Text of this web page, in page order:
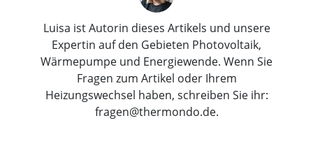
Luisa ist Autorin dieses Artikels und unsere
Expertin auf den Gebieten Photovoltaik,
Wärmepumpe und Energiewende. Wenn Sie
Fragen zum Artikel oder Ihrem
Heizungswechsel haben, schreiben Sie ihr:
fragen@thermondo.de.